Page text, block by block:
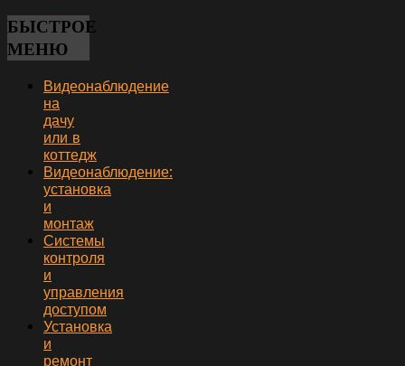
БЫСТРОЕ
МЕНЮ
Видеонаблюдение
на
дачу
или в
коттедж
Видеонаблюдение:
установка
и
монтаж
Системы
контроля
и
управления
доступом
Установка
и
ремонт